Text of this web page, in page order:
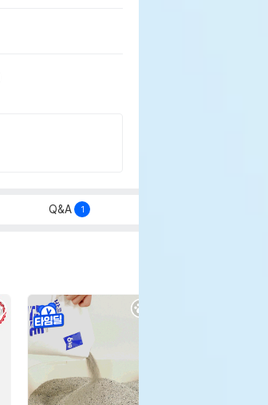
Q&A 1